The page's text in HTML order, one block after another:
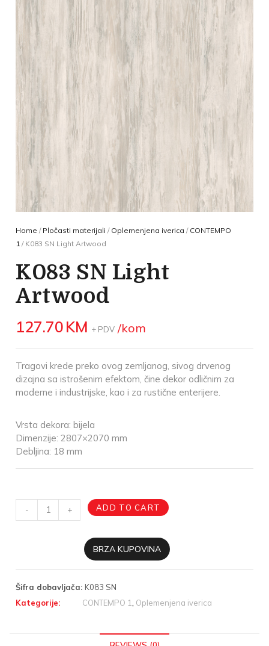
Home / Pločasti materijali / Oplemenjena iverica / CONTEMPO
1 / K083 SN Light Artwood
K083 SN Light
Artwood
127.70KM + PDV /kom
Tragovi krede preko ovog zemljanog, sivog drvenog
dizajna sa istrošenim efektom, čine dekor odličnim za
moderne i industrijske, kao i za rustične enterijere.
Vrsta dekora: bijela
Dimenzije: 2807×2070 mm
Debljina: 18 mm
- + ADD TO CART
BRZA KUPOVINA
Šifra dobavljača: K083 SN
Kategorije:
CONTEMPO 1 Oplemenjena iverica